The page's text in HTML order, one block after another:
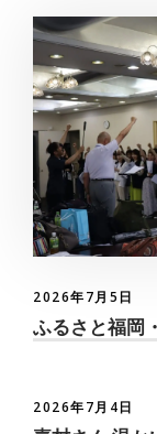
2026年7月5日
ふるさと福岡
2026年7月4日